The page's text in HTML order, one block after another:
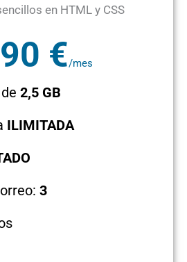
en HTML y CSS
€/mes
2,5 GB
ILIMITADA
3